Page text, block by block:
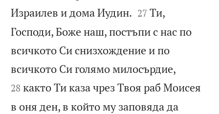
Израилев и дома Иудин. 

27 Ти,
Господи, Боже наш, постъпи с нас по
всичкото Си снизхождение и по
всичкото Си голямо милосърдие,
28 както Ти каза чрез Твоя раб Моисея
в оня ден, в който му заповяда да